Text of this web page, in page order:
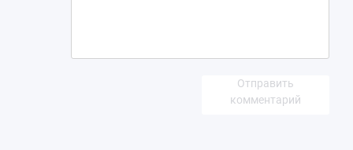
Отправить
комментарий